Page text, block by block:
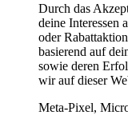
Durch das
deine Interessen
oder
basierend auf
sowie deren
wir auf dieser
Meta-Pixel,